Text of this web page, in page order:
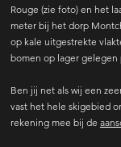
Rouge (zie foto) en het
meter bij het dorp
op kale uitgestrekte
bomen op lager gelegen
Ben jij net als wij een
vast het hele skigebied
rekening mee bij de